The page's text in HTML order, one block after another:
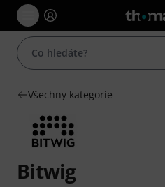
Všechny kategorie
Bitwig